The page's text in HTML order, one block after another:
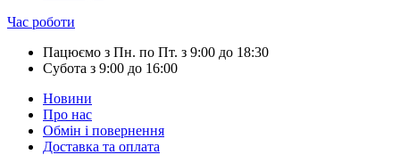
Час роботи
Пацюємо з Пн. по Пт. з 9:00 до 18:30
Субота з 9:00 до 16:00
Новини
Про нас
Обмін і повернення
Доставка та оплата